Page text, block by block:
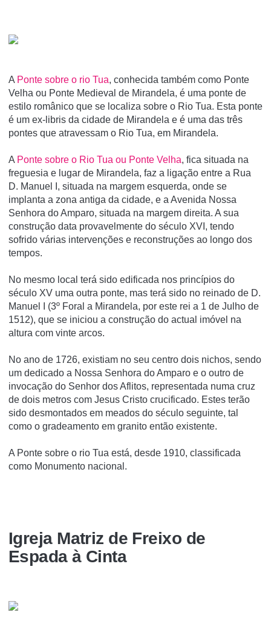
A Ponte sobre o rio Tua, conhecida também como Ponte
Velha ou Ponte Medieval de Mirandela, é uma ponte de
estilo românico que se localiza sobre o Rio Tua. Esta ponte
é um ex-libris da cidade de Mirandela e é uma das três
pontes que atravessam o Rio Tua, em Mirandela.
A Ponte sobre o Rio Tua ou Ponte Velha, fica situada na
freguesia e lugar de Mirandela, faz a ligação entre a Rua
D. Manuel I, situada na margem esquerda, onde se
implanta a zona antiga da cidade, e a Avenida Nossa
Senhora do Amparo, situada na margem direita. A sua
construção data provavelmente do século XVI, tendo
sofrido várias intervenções e reconstruções ao longo dos
tempos.
No mesmo local terá sido edificada nos princípios do
século XV uma outra ponte, mas terá sido no reinado de D.
Manuel I (3º Foral a Mirandela, por este rei a 1 de Julho de
1512), que se iniciou a construção do actual imóvel na
altura com vinte arcos.
No ano de 1726, existiam no seu centro dois nichos, sendo
um dedicado a Nossa Senhora do Amparo e o outro de
invocação do Senhor dos Aflitos, representada numa cruz
de dois metros com Jesus Cristo crucificado. Estes terão
sido desmontados em meados do século seguinte, tal
como o gradeamento em granito então existente.
A Ponte sobre o rio Tua está, desde 1910, classificada
como Monumento nacional.
Igreja Matriz de Freixo de
Espada à Cinta